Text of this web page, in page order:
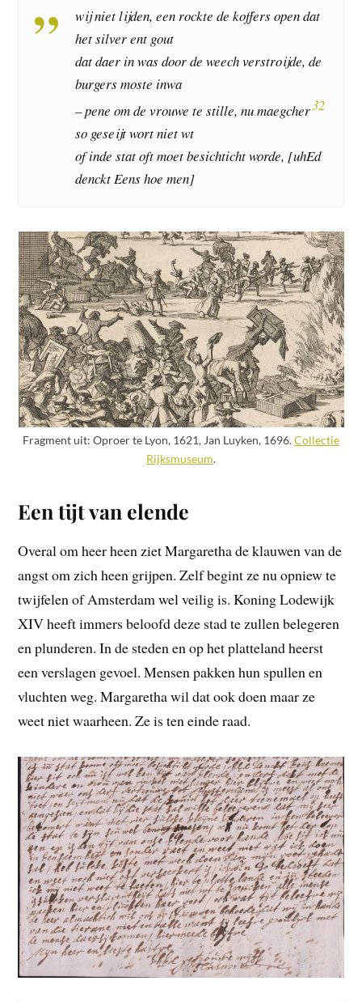
wij niet lijden, een rockte de koffers open dat
het silver ent gout
dat daer in was door de weech verstroijde, de
burgers moste inwa
– pene om de vrouwe te stille, nu maegcher32
so geseijt wort niet wt
of inde stat oft moet besichticht worde, [uhEd
denckt Eens hoe men]
Fragment uit: Oproer te Lyon, 1621, Jan Luyken, 1696.Collectie
Rijksmuseum.
Een tijt van elende
Overal om heer heen ziet Margaretha de klauwen van de
angst om zich heen grijpen. Zelf begint ze nu opniew te
twijfelen of Amsterdam wel veilig is. Koning Lodewijk
XIV heeft immers beloofd deze stad te zullen belegeren
en plunderen. In de steden en op het platteland heerst
een verslagen gevoel. Mensen pakken hun spullen en
vluchten weg. Margaretha wil dat ook doen maar ze
weet niet waarheen. Ze is ten einde raad.